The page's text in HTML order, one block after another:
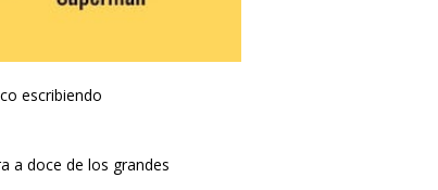
escribiendo
a doce de los grandes